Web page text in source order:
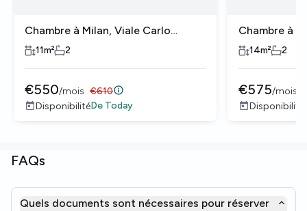
Chambre à Milan, Viale Carlo
Espinasse
11m² 2
€550/mois €610
DisponibilitéDe Today
Chambre à
Espinasse
14m² 2
€575/mois
Disponibilité
FAQs
Quels documents sont nécessaires pour réserver